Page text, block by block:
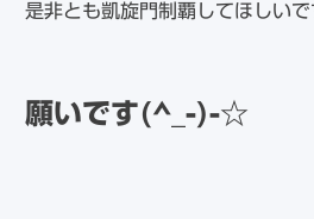
是非とも凱旋門制覇してほしい
願いです(^_-)-☆